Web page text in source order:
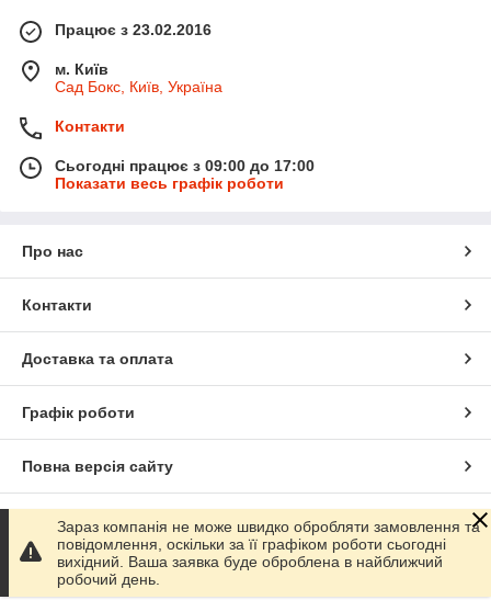
Працює з 23.02.2016
м. Київ
Сад Бокс, Київ, Україна
Контакти
Сьогодні працює з 09:00 до 17:00
Показати весь графік роботи
Про нас
Контакти
Доставка та оплата
Графік роботи
Повна версія сайту
Сайт створено на маркетплейсі Prom.ua
Політика конфіденційності
Зараз компанія не може швидко обробляти замовлення та
повідомлення, оскільки за її графіком роботи сьогодні
вихідний. Ваша заявка буде оброблена в найближчий
робочий день.